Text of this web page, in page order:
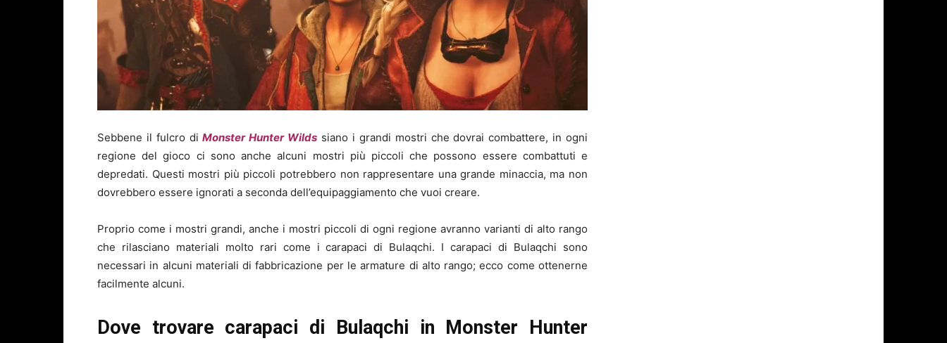
Sebbene il fulcro diMonster Hunter Wilds siano i grandi mostri che dovrai combattere, in ogni
regione del gioco ci sono anche alcuni mostri più piccoli che possono essere combattuti e
depredati. Questi mostri più piccoli potrebbero non rappresentare una grande minaccia, ma non
dovrebbero essere ignorati a seconda dell’equipaggiamento che vuoi creare.
Proprio come i mostri grandi, anche i mostri piccoli di ogni regione avranno varianti di alto rango
che rilasciano materiali molto rari come i carapaci di Bulaqchi. I carapaci di Bulaqchi sono
necessari in alcuni materiali di fabbricazione per le armature di alto rango; ecco come ottenerne
facilmente alcuni.
Dove trovare carapaci di Bulaqchi in Monster Hunter